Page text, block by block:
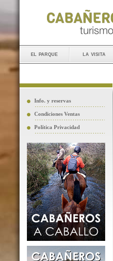
el parque la visita
Info. y reservas
Condiciones Ventas
Política Privacidad